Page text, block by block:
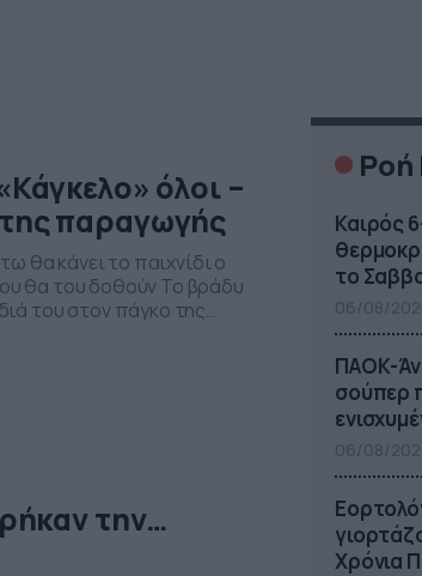
όλοι –
παραγωγής
θα κάνει το παιχνίδι ο
θα του δοθούν Το βράδυ
του στον πάγκο της
την…
Ροή
Καιρός
το
ΠΑΟΚ-
σούπερ
το
Χρόνια